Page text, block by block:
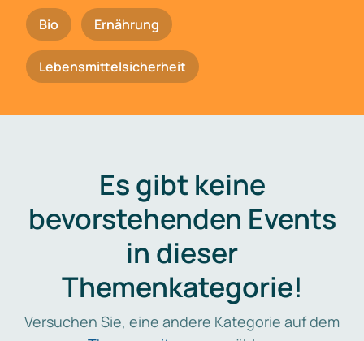
Bio Ernährung
Lebensmittelsicherheit
Es gibt keine
bevorstehenden Events
in dieser
Themenkategorie!
Versuchen Sie, eine andere Kategorie auf dem